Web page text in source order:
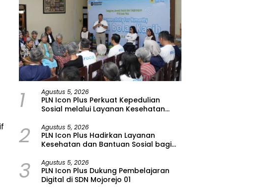
1 Agustus 5, 2026
PLN Icon Plus Perkuat Kepedulian
Sosial melalui Layanan Kesehatan
Lansia di Malang
2 Agustus 5, 2026
PLN Icon Plus Hadirkan Layanan
Kesehatan dan Bantuan Sosial bagi
3 Agustus 5, 2026
PLN Icon Plus Dukung Pembelajaran
Digital di SDN Mojorejo 01